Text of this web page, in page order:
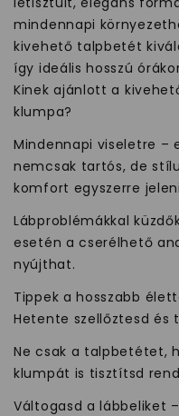
mindennapi
kivehető talpbetét
így ideális hosszú
Kinek ajánlott a
klumpa?
Mindennapi viseletre –
nemcsak tartós, de
komfort egyszerre
Lábproblémákkal
esetén a cserélhető
nyújthat.
Tippek a hosszabb
Hetente szellőztesd
Ne csak a talpbetétet,
klumpát is tisztítsd
Váltogasd a lábbeliket